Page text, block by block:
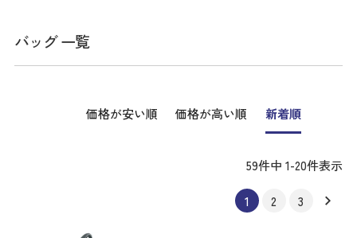
バッグ 一覧
価格が安い順 価格が高い順 新着順
59件中 1-20件表示
1 2 3